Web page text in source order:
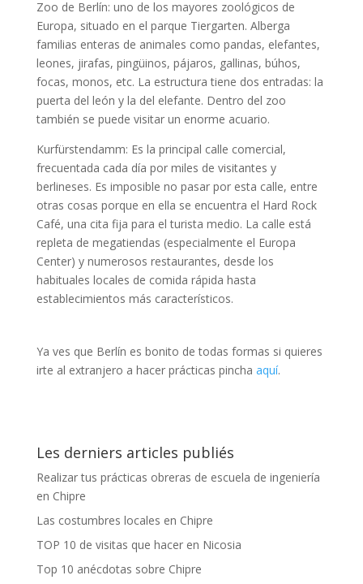
Zoo de Berlín: uno de los mayores zoológicos de
Europa, situado en el parque Tiergarten. Alberga
familias enteras de animales como pandas, elefantes,
leones, jirafas, pingüinos, pájaros, gallinas, búhos,
focas, monos, etc. La estructura tiene dos entradas: la
puerta del león y la del elefante. Dentro del zoo
también se puede visitar un enorme acuario.
Kurfürstendamm: Es la principal calle comercial,
frecuentada cada día por miles de visitantes y
berlineses. Es imposible no pasar por esta calle, entre
otras cosas porque en ella se encuentra el Hard Rock
Café, una cita fija para el turista medio. La calle está
repleta de megatiendas (especialmente el Europa
Center) y numerosos restaurantes, desde los
habituales locales de comida rápida hasta
establecimientos más característicos.
Ya ves que Berlín es bonito de todas formas si quieres
irte al extranjero a hacer prácticas pincha aquí.
Les derniers articles publiés
Realizar tus prácticas obreras de escuela de ingeniería
en Chipre
Las costumbres locales en Chipre
TOP 10 de visitas que hacer en Nicosia
Top 10 anécdotas sobre Chipre